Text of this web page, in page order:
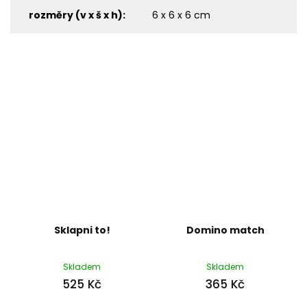
rozměry (v x š x h): 6 x 6 x 6 cm
Sklapni to!
Skladem
525 Kč
Domino match
Skladem
365 Kč